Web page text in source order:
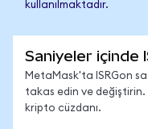
kullanılmaktadır.
Saniyeler içinde
MetaMask'ta ISRGon
takas edin ve değiştirin.
kripto cüzdanı.